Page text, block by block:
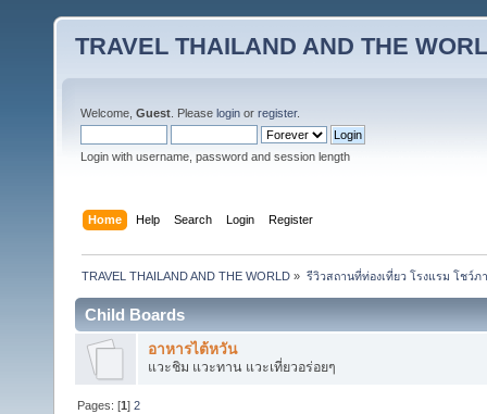
TRAVEL THAILAND AND THE
Welcome, Guest . Please login or register.
Login with username, password and session length
Home Help Search Login Register
TRAVEL THAILAND AND THE WORLD » รีวิวสถานที่ท่องเที่ยว โรงแรม โชว์ภ
Child Boards
อาหารไต้หวัน
แวะชิม แวะทาน แวะเที่ยวอร่อยๆ
Pages: [1]2